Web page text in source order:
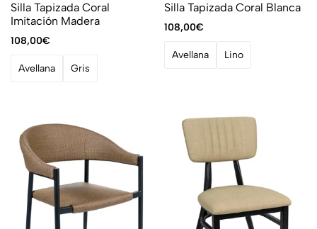
Silla Tapizada Coral
Imitación Madera
108,00€
Avellana Gris
Silla Tapizada Coral Blanca
108,00€
Avellana Lino